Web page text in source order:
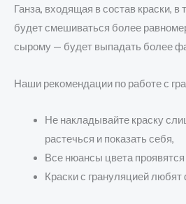
Ганза, входящая в состав краски, в
будет смешиваться более
сырому — будет выпадать более
Наши рекомендации по работе с
Не накладывайте краску
растечься и показать себя,
Все нюансы цвета
Краски с грануляцией